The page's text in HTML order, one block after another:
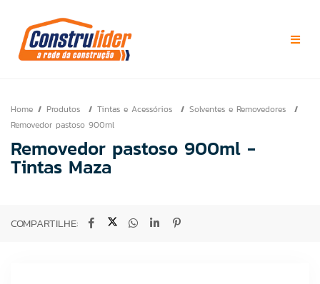
Home Produtos Tintas e Acessórios
Solventes e Removedores
Removedor pastoso 900ml
Removedor pastoso 900ml -
Tintas Maza
COMPARTILHE: